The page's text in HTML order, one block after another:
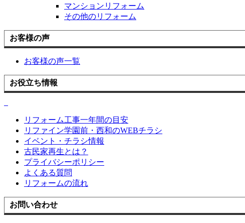
マンションリフォーム
その他のリフォーム
お客様の声
お客様の声一覧
お役立ち情報
リフォーム工事一年間の目安
リファイン学園前・西和のWEBチラシ
イベント・チラシ情報
古民家再生とは？
プライバシーポリシー
よくある質問
リフォームの流れ
お問い合わせ